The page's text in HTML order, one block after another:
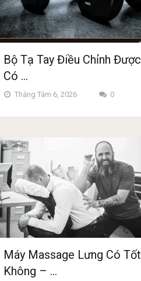
Bộ Tạ Tay Điều Chỉnh Được
Có …
Tháng Tám 6, 2026 0
Máy Massage Lưng Có Tốt
Không – …